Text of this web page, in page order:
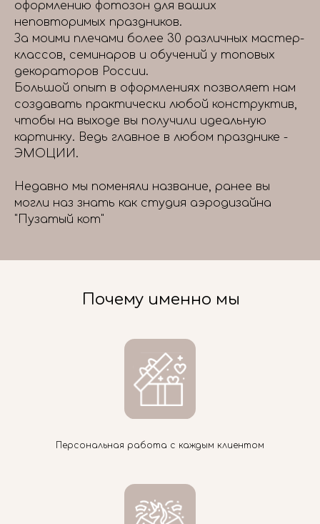
оформлению фотозон для ваших
неповторимых праздников.
За моими плечами более 30 различных мастер-
классов, семинаров и обучений у топовых
декораторов России.
Большой опыт в оформлениях позволяет нам
создавать практически любой конструктив,
чтобы на выходе вы получили идеальную
картинку. Ведь главное в любом празднике -
ЭМОЦИИ.
Недавно мы поменяли название, ранее вы
могли наз знать как студия аэродизайна
"Пузатый кот"
Почему именно мы
Персональная работа с каждым клиентом